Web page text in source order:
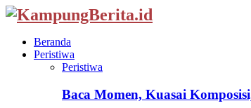
Beranda
Peristiwa
Peristiwa
Baca Momen, Kuasai